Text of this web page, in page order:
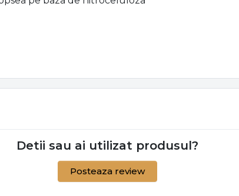
Detii sau ai utilizat produsul?
Posteaza review